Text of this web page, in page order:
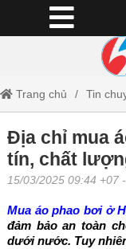
Trang chủ Tin
Địa chỉ mua áo phao
Địa chỉ mua
tín, chất
15/03/2025 09:44 +07
Mua áo phao bơi ở
đảm bảo an toàn
dưới nước. Tuy